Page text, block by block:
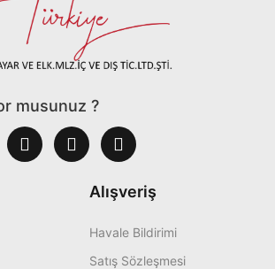
musunuz ?
Alışveriş
Havale Bildirimi
Satış Sözleşmesi